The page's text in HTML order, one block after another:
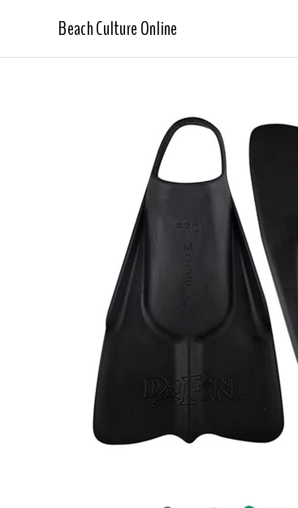
Beach Culture Online